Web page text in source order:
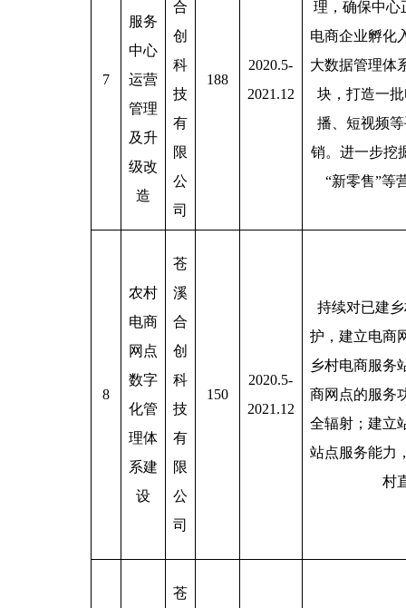
7
服务
中心
运营
管理
及升
级改
造
合
创
科
技
有
限
公
司
188
2020.5-
2021.12
理，确保中心
电商企业孵化
大数据管理体
块，打造一
播、短视频
销。进一步挖
“新零售”等
8
农村
电商
网点
数字
化管
理体
系建
设
苍
溪
合
创
科
技
有
限
公
司
150
2020.5-
2021.12
持续对已建
护，建立电商
乡村电商服务
商网点的服务
全辐射；建立
站点服务能力
村
苍